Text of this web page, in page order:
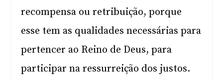
recompensa ou retribuição, porque
esse tem as qualidades necessárias para
pertencer ao Reino de Deus, para
participar na ressurreição dos justos.